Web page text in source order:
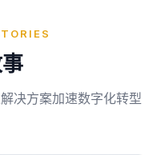
决方案加速数字化转型